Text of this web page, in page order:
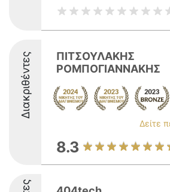
Διακριθέντες
ΠΙΤΣΟΥΛΑΚΗΣ
ΡΟΜΠΟΓΙΑΝΝΑΚΗΣ
Δείτε
8.3